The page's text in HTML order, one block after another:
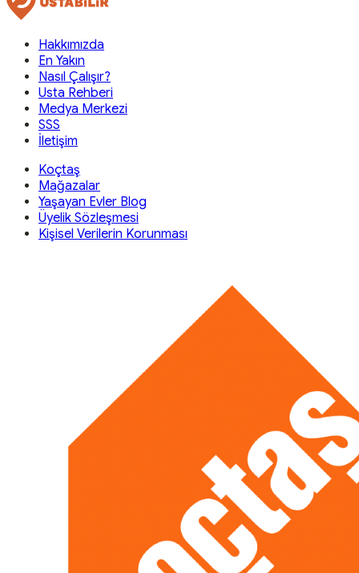
Hakkımızda
En Yakın
Nasıl Çalışır?
Usta Rehberi
Medya Merkezi
SSS
İletişim
Koçtaş
Mağazalar
Yaşayan Evler Blog
Üyelik Sözleşmesi
Kişisel Verilerin Korunması